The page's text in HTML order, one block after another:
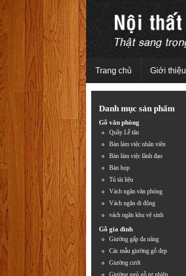
Trang chủ Giới thiệu
Danh mục sản phẩm
Gỗ văn phòng
Quầy Lễ tân
Bàn làm việc nhân viên
Bàn làm việc lãnh đạo
Bàn họp
Tủ tài liệu
Vách ngăn văn phòng
Vách ngăn di động
vách ngăn khu vệ sinh
Gỗ gia đình
Giường gấp đa năng
Các mẫu giường gỗ đẹp
Giường cưới
Giường ngủ gỗ tự nhiên